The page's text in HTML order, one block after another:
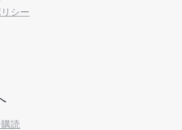
シー
読